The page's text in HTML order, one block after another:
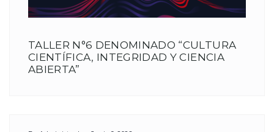
TALLER N°6 DENOMINADO “CULTURA
CIENTÍFICA, INTEGRIDAD Y CIENCIA
ABIERTA”